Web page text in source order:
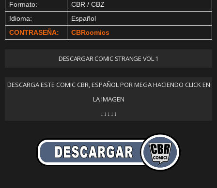
Formato:
CBR / CBZ
Idioma:
Español
CONTRASEÑA:
CBRcomics
DESCARGAR COMIC STRANGE VOL 1
DESCARGA ESTE COMIC CBR, ESPAÑOL POR MEGA HACIENDO CLICK EN
LA IMAGEN
↓↓↓↓↓